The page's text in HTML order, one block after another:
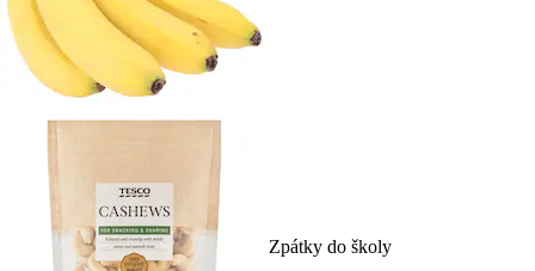
Zpátky do školy